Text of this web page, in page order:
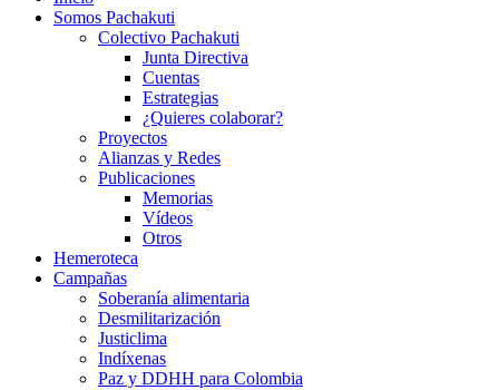
Somos Pachakuti
Colectivo Pachakuti
Junta Directiva
Cuentas
Estrategias
¿Quieres colaborar?
Proyectos
Alianzas y Redes
Publicaciones
Memorias
Vídeos
Otros
Hemeroteca
Campañas
Soberanía alimentaria
Desmilitarización
Justiclima
Indíxenas
Paz y DDHH para Colombia